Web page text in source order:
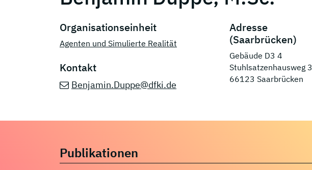
Organisationseinheit
Agenten und Simulierte Realität
Kontakt
Benjamin.Duppe@dfki.de
Adresse
(Saarbrücken)
Gebäude D3 4
Stuhlsatzenhausweg 3
66123 Saarbrücken
Publikationen